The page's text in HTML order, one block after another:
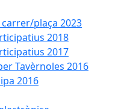
plaça 2023
2018
2017
Tavèrnoles 2016
2016